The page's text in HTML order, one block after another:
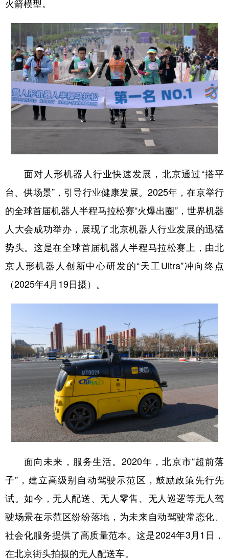
火箭模型。
面对人形机器人行业快速发展，北京通过“搭平
台、供场景”，引导行业健康发展。2025年，在京举行
的全球首届机器人半程马拉松赛“火爆出圈”，世界机器
人大会成功举办，展现了北京机器人行业发展的迅猛
势头。这是在全球首届机器人半程马拉松赛上，由北
京人形机器人创新中心研发的“天工Ultra”冲向终点
（2025年4月19日摄）。
面向未来，服务生活。2020年，北京市“超前落
子”，建立高级别自动驾驶示范区，鼓励政策先行先
试。如今，无人配送、无人零售、无人巡逻等无人驾
驶场景在示范区纷纷落地，为未来自动驾驶常态化、
社会化服务提供了高质量范本。这是2024年3月1日，
在北京街头拍摄的无人配送车。